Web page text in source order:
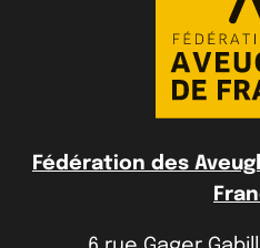
Fédération des